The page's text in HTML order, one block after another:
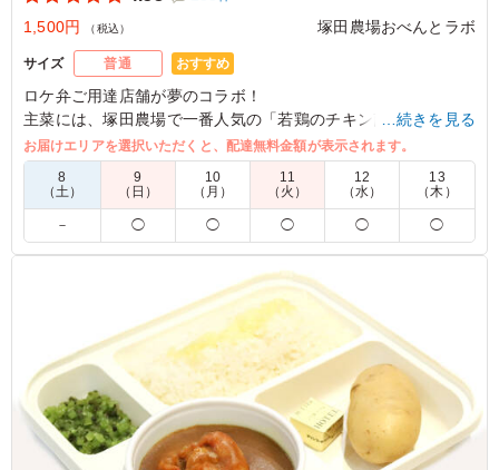
1,500円 （税込） 塚田農場おべんとラボ
サイズ 普通 おすすめ
ロケ弁ご用達店舗が夢のコラボ！
主菜には、塚田農場で一番人気の「若鶏のチキン南蛮」と、九
州産黒毛和牛と宮崎県産のブランド豚「まるみ豚」を使用した
特製ハンバーグを贅沢に盛り合わせました。
オーベルジーヌの特製欧風カレーソースは甘さのあとにくるス
パイスの香りと深いコクが最大の特徴。
ご飯とはもちろん、主菜とも相性抜群！
タルタルソースと絡めて、お好みで味の変化もお楽しみいただ
一つのお弁当で色々楽しめるのはコラボ弁当ならでは。
この機会に是非ご賞味下さい。
日本羊毛産業協会
カレーソースのハンバーグとチキン南蛮の組み合わせが食
べごたえ十分で、スタッフから一番人気でした。しっかり
した味付けでご飯が進み、副菜も彩りよく栄養バランスも
…続きを見る
お届けエリアを選択いただくと、配達無料金額が表示されます。
8
（土）
9
（日）
10
（月）
11
（火）
12
（水）
13
（木）
－ ◯ ◯ ◯ ◯ ◯